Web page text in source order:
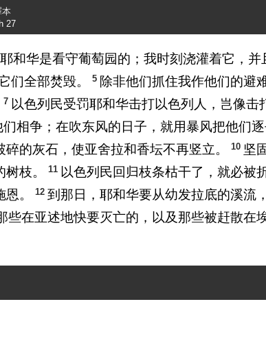
本
27
耶和华是看守葡萄园的；我时刻浇灌着它，
们全部焚毁。 5 除非他们抓住我作他们的避
7 以色列民受罚耶和华击打以色列人，岂像击
相争；在吹东风的日子，就用暴风把他们逐
的灰石，使亚舍拉和香坛不再竖立。
10 坚
枝。
11 以色列民回归枝条枯干了，就必被
。
12 到那日，耶和华要从幼发拉底的溪流
些在亚述地快要灭亡的，以及那些被赶散在